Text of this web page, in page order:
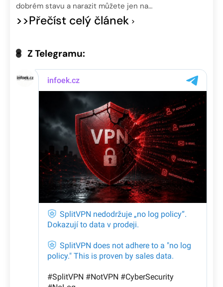
dobrém stavu a narazit můžete jen na…
>>Přečíst celý článek
Z Telegramu: